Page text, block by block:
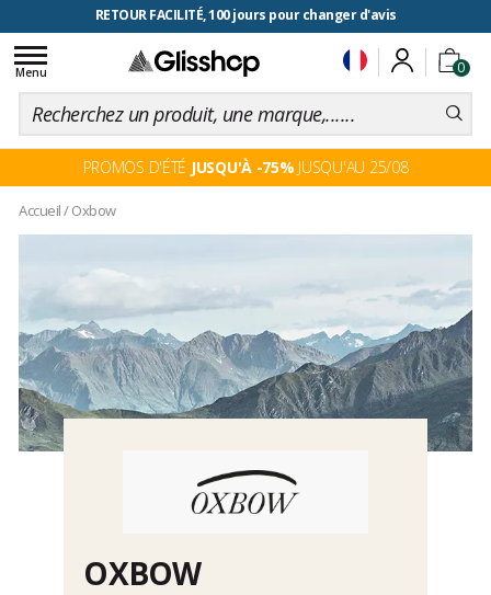
RETOUR FACILITÉ, 100 jours pour changer d'avis
0
Toggle
navigation
Menu
PROMOS D'ÉTÉ JUSQU'À -75% JUSQU'AU 25/08
Accueil/Oxbow
OXBOW